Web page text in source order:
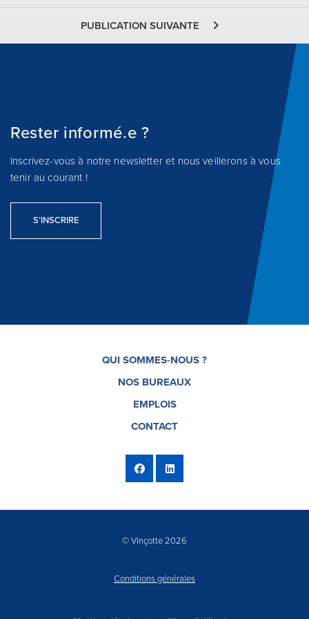
PUBLICATION SUIVANTE
Rester informé.e ?
Inscrivez-vous à notre newsletter et nous veillerons à vous
tenir au courant !
S’INSCRIRE
QUI SOMMES-NOUS ?
NOS BUREAUX
EMPLOIS
CONTACT
© Vinçotte 2026
Conditions générales